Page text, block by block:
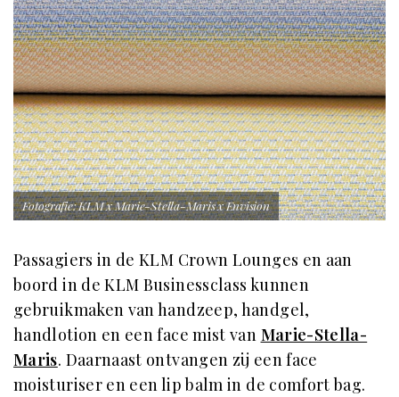
Fotografie: KLM x Marie-Stella-Maris x Envision
Passagiers in de KLM Crown Lounges en aan
boord in de KLM Businessclass kunnen
gebruikmaken van handzeep, handgel,
handlotion en een face mist van Marie-Stella-
Maris. Daarnaast ontvangen zij een face
moisturiser en een lip balm in de comfort bag.